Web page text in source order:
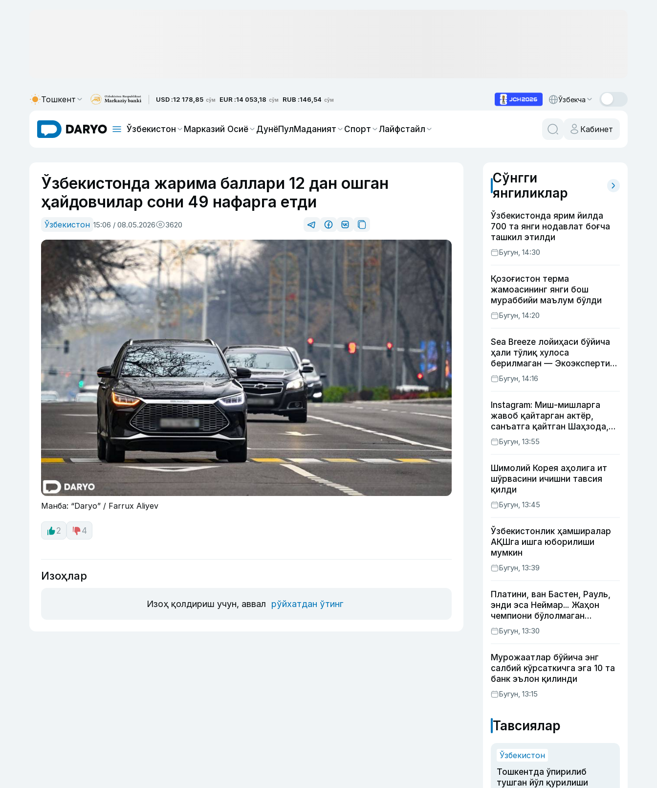
Тошкент USD :12 178,85 сўм EUR :14 053,18 сўм RUB :146,54 сўм Ўзбекча
Ўзбекистон Марказий Осиё ДунёПулМаданият Спорт Лайфстайл Кабинет
Ўзбекистонда жарима баллари 12 дан ошган
ҳайдовчилар сони 49 нафарга етди
Ўзбекистон 15:06 / 08.05.2026 3620
Манба: “Daryo” / Farrux Aliyev
2 4
Изоҳлар
Изоҳ қолдириш учун, аввал рўйхатдан ўтинг
Сўнгги
янгиликлар
Ўзбекистонда ярим йилда
700 та янги нодавлат боғча
ташкил этилди
Бугун, 14:30
Қозоғистон терма
жамоасининг янги бош
мураббийи маълум бўлди
Бугун, 14:20
Sea Breeze лойиҳаси бўйича
ҳали тўлиқ хулоса
берилмаган — Экоэкспертиза
маркази
Бугун, 14:16
Instagram: Миш-мишларга
жавоб қайтарган актёр,
санъатга қайтган Шаҳзода,
йўлга асфалт ётқизган
Жаҳонгир Отажонов
Бугун, 13:55
Шимолий Корея аҳолига ит
шўрвасини ичишни тавсия
қилди
Бугун, 13:45
Ўзбекистонлик ҳамширалар
АҚШга ишга юборилиши
мумкин
Бугун, 13:39
Платини, ван Бастен, Рауль,
энди эса Неймар... Жаҳон
чемпиони бўлолмаган
суперюлдузлар
Бугун, 13:30
Мурожаатлар бўйича энг
салбий кўрсаткичга эга 10 та
банк эълон қилинди
Бугун, 13:15
Тавсиялар
Ўзбекистон
Тошкентда ўпирилиб
тушган йўл қурилиши